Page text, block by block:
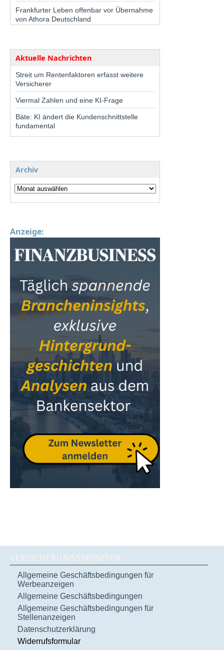
Frankfurter Leben offenbar vor Übernahme
von Athora Deutschland
Aktuelle Nachrichten
Streit um Rentenfaktoren erfasst weitere
Versicherer
Viermal Zahlen und eine KI-Frage
Bäte: KI ändert die Kundenschnittstelle
fundamental
Archiv
Anzeige:
VERSICHERUNGSMONITOR
Allgemeine Geschäftsbedingungen für
Werbeanzeigen
Allgemeine Geschäftsbedingungen
Allgemeine Geschäftsbedingungen für
Stellenanzeigen
Datenschutzerklärung
Widerrufsformular